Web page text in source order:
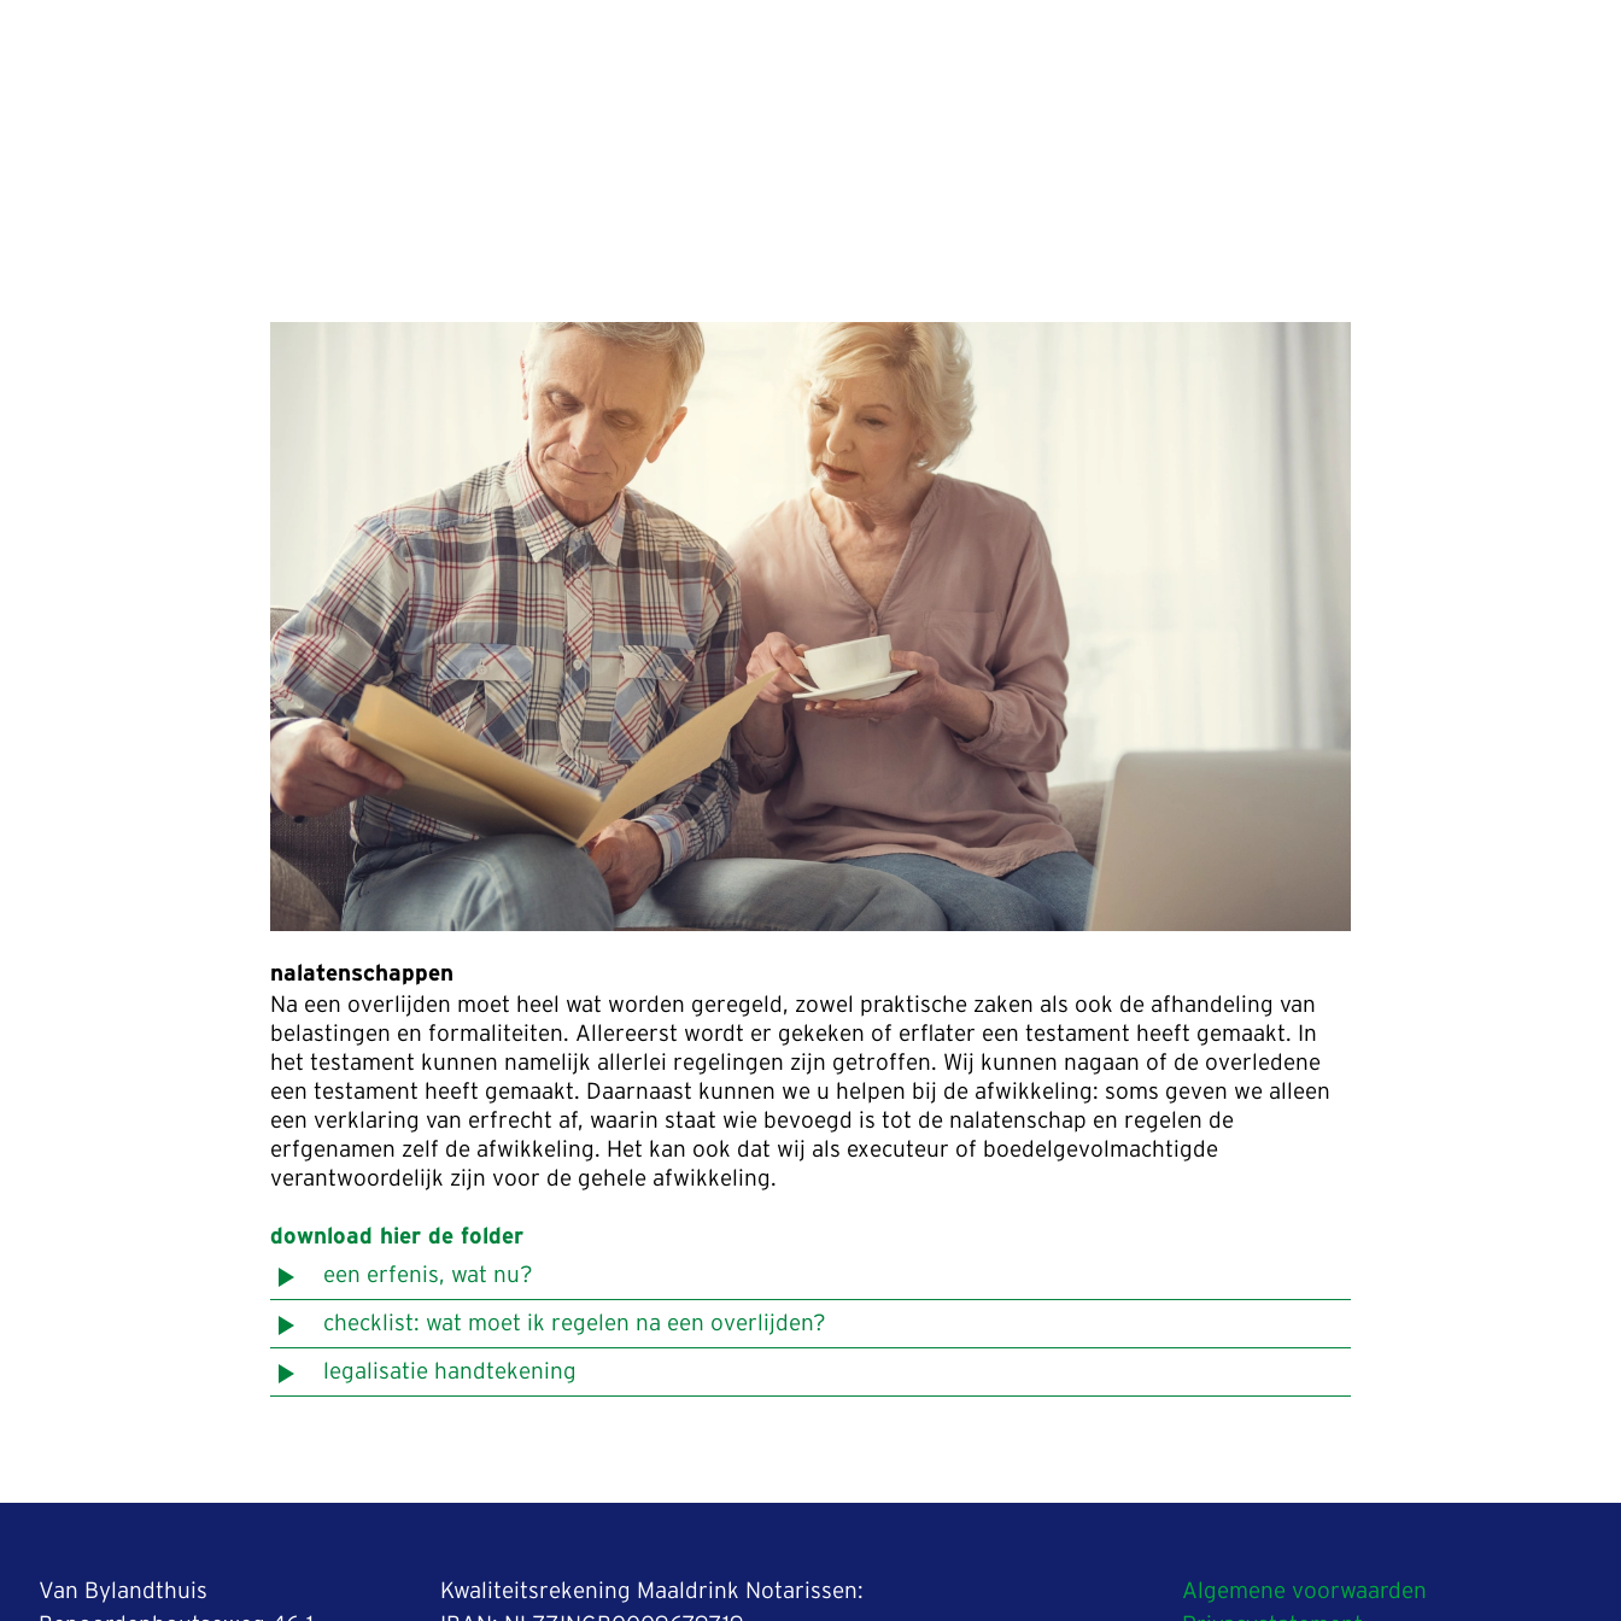
nalatenschappen
Na een overlijden moet heel wat worden geregeld, zowel praktische zaken als ook de afhandeling van
belastingen en formaliteiten. Allereerst wordt er gekeken of erflater een testament heeft gemaakt. In
het testament kunnen namelijk allerlei regelingen zijn getroffen. Wij kunnen nagaan of de overledene
een testament heeft gemaakt. Daarnaast kunnen we u helpen bij de afwikkeling: soms geven we alleen
een verklaring van erfrecht af, waarin staat wie bevoegd is tot de nalatenschap en regelen de
erfgenamen zelf de afwikkeling. Het kan ook dat wij als executeur of boedelgevolmachtigde
verantwoordelijk zijn voor de gehele afwikkeling.
download hier de folder
een erfenis, wat nu?
checklist: wat moet ik regelen na een overlijden?
legalisatie handtekening
Van Bylandthuis
Kwaliteitsrekening Maaldrink Notarissen:
Algemene voorwaarden